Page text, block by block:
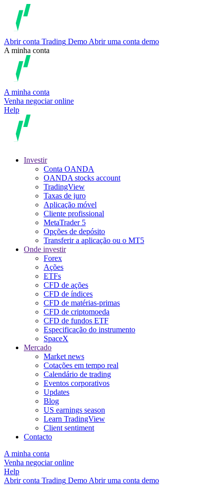
Abrir conta Trading Demo Abrir uma conta demo
A minha conta
A minha conta
Venha negociar online
Help
Investir
Conta OANDA
OANDA stocks account
TradingView
Taxas de juro
Aplicação móvel
Cliente profissional
MetaTrader 5
Opções de depósito
Transferir a aplicação ou o MT5
Onde investir
Forex
Ações
ETFs
CFD de ações
CFD de índices
CFD de matérias-primas
CFD de criptomoeda
CFD de fundos ETF
Especificação do instrumento
SpaceX
Mercado
Market news
Cotações em tempo real
Calendário de trading
Eventos corporativos
Updates
Blog
US earnings season
Learn TradingView
Client sentiment
Contacto
A minha conta
Venha negociar online
Help
Abrir conta Trading Demo Abrir uma conta demo